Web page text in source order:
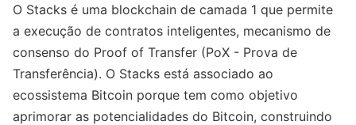
O Stacks é uma blockchain de camada 1 que permite
a execução de contratos inteligentes, mecanismo de
consenso do Proof of Transfer (PoX - Prova de
Transferência). O Stacks está associado ao
ecossistema Bitcoin porque tem como objetivo
aprimorar as potencialidades do Bitcoin, construindo